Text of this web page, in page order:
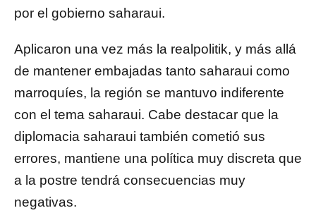
por el gobierno saharaui.
Aplicaron una vez más la realpolitik, y más allá
de mantener embajadas tanto saharaui como
marroquíes, la región se mantuvo indiferente
con el tema saharaui. Cabe destacar que la
diplomacia saharaui también cometió sus
errores, mantiene una política muy discreta que
a la postre tendrá consecuencias muy
negativas.